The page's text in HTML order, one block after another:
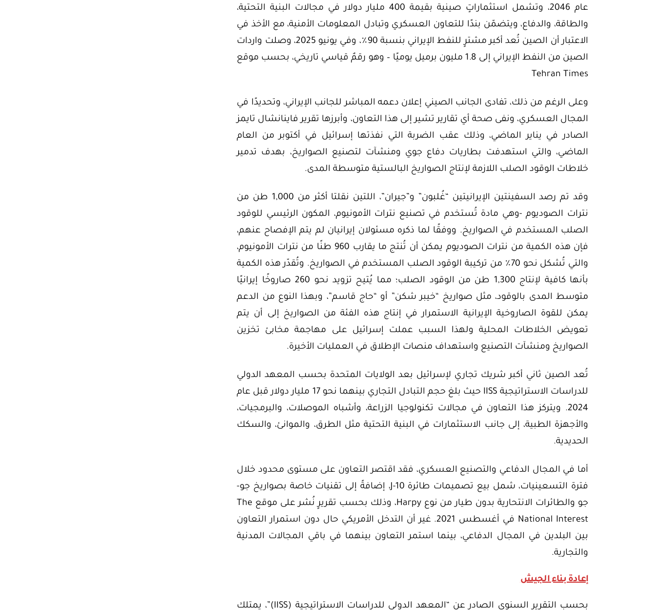
عام 2046، وتشمل استثماراتٍ صينية بقيمة 400 مليار دولار في مجالات البنية التحتية،
والطاقة، والدفاع، ويتضمّن بندًا للتعاون العسكري وتبادل المعلومات الأمنية، مع الأخذ في
الاعتبار أن الصين تُعد أكبر مشترٍ للنفط الإيراني بنسبة 90٪، وفي يونيو 2025، وصلت واردات
الصين من النفط الإيراني إلى 1.8 مليون برميل يوميًا – وهو رقمٌ قياسي تاريخي، بحسب موقع
Tehran Times
وعلى الرغم من ذلك، تفادى الجانب الصيني إعلان دعمه المباشر للجانب الإيراني، وتحديدًا في
المجال العسكري، ونفى صحة أي تقارير تشير إلى هذا التعاون، وأبرزها تقرير فاينانشال تايمز
الصادر في يناير الماضي، وذلك عقب الضربة التي نفذتها إسرائيل في أكتوبر من العام
الماضي، والتي استهدفت بطاريات دفاع جوي ومنشآت لتصنيع الصواريخ، بهدف تدمير
خلاطات الوقود الصلب اللازمة لإنتاج الصواريخ البالستية متوسطة المدى.
وقد تم رصد السفينتين الإيرانيتين “غُلبون” و”جيران”، اللتين نقلتا أكثر من 1,000 طن من
نترات الصوديوم -وهي مادة تُستخدم في تصنيع نترات الأمونيوم، المكون الرئيسي للوقود
الصلب المستخدم في الصواريخ. ووفقًا لما ذكره مسئولان إيرانيان لم يتم الإفصاح عنهم،
فإن هذه الكمية من نترات الصوديوم يمكن أن تُنتج ما يقارب 960 طنًا من نترات الأمونيوم،
والتي تُشكل نحو 70٪ من تركيبة الوقود الصلب المستخدم في الصواريخ. وتُقدّر هذه الكمية
بأنها كافية لإنتاج 1,300 طن من الوقود الصلب؛ مما يُتيح تزويد نحو 260 صاروخًا إيرانيًا
متوسط المدى بالوقود، مثل صواريخ “خيبر شكن” أو “حاج قاسم”، وبهذا النوع من الدعم
يمكن للقوة الصاروخية الإيرانية الاستمرار في إنتاج هذه الفئة من الصواريخ إلى أن يتم
تعويض الخلاطات المحلية ولهذا السبب عملت إسرائيل على مهاجمة مخابئ تخزين
الصواريخ ومنشآت التصنيع واستهداف منصات الإطلاق في العمليات الأخيرة.
تُعد الصين ثاني أكبر شريك تجاري لإسرائيل بعد الولايات المتحدة بحسب المعهد الدولي
للدراسات الاستراتيجية IISS حيث بلغ حجم التبادل التجاري بينهما نحو 17 مليار دولار قبل عام
2024. ويتركز هذا التعاون في مجالات تكنولوجيا الزراعة، وأشباه الموصلات، والبرمجيات،
والأجهزة الطبية، إلى جانب الاستثمارات في البنية التحتية مثل الطرق، والموانئ، والسكك
الحديدية.
أما في المجال الدفاعي والتصنيع العسكري، فقد اقتصر التعاون على مستوى محدود خلال
فترة التسعينيات، شمل بيع تصميمات طائرة J-10، إضافةً إلى تقنيات خاصة بصواريخ جو-
جو والطائرات الانتحارية بدون طيار من نوع Harpy، وذلك بحسب تقريرٍ نُشر على موقع The
National Interest في أغسطس 2021. غير أن التدخل الأمريكي حال دون استمرار التعاون
بين البلدين في المجال الدفاعي، بينما استمر التعاون بينهما في باقي المجالات المدنية
والتجارية.
إعادة بناء الجيش
بحسب التقرير السنوي الصادر عن “المعهد الدولي للدراسات الاستراتيجية (IISS)”، يمتلك